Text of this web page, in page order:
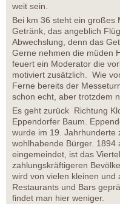
weit sein.
Bei km 36 steht ein großes
Getränk, das angeblich
Abwechslung, denn das
Gerne nehmen die müden
feuert ein Moderator die
motiviert zusätzlich. Wie
Ferne bereits der
schon echt, aber trotzdem
Es geht zurück Richtung
Eppendorfer Baum.
wurde im 19. Jahrhunderte
wohlhabende Bürger. 1894
eingemeindet, ist das
zahlungskräftigeren
wird von vielen kleinen und
Restaurants und Bars
findet man hier weniger.